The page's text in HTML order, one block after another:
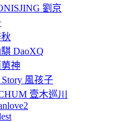
劉京
DaoXQ
神
Story 風孩子
壹木巡川